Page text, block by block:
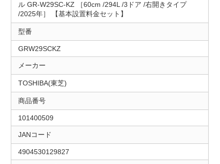
ル GR-W29SC-KZ ［60cm /294L /3ドア /右開きタイプ
/2025年］ 【基本設置料金セット】
型番
GRW29SCKZ
メーカー
TOSHIBA(東芝)
商品番号
101400509
JANコード
4904530129827